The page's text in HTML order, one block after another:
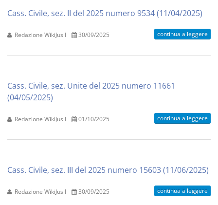
Cass. Civile, sez. II del 2025 numero 9534 (11/04/2025)
Redazione WikiJus I 30/09/2025 continua a leggere
Cass. Civile, sez. Unite del 2025 numero 11661
(04/05/2025)
Redazione WikiJus I 01/10/2025 continua a leggere
Cass. Civile, sez. III del 2025 numero 15603 (11/06/2025)
Redazione WikiJus I 30/09/2025 continua a leggere